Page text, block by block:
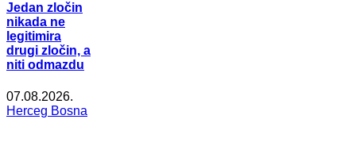
Jedan zločin
nikada ne
legitimira
drugi zločin, a
niti odmazdu
07.08.2026.
Herceg Bosna